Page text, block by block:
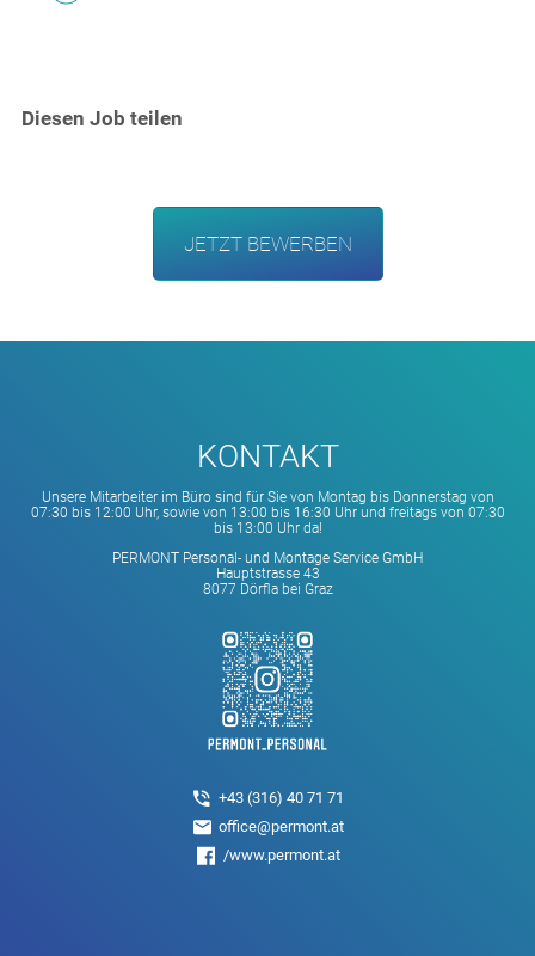
Diesen Job teilen
JETZT BEWERBEN
KONTAKT
Unsere Mitarbeiter im Büro sind für Sie von Montag bis Donnerstag von
07:30 bis 12:00 Uhr, sowie von 13:00 bis 16:30 Uhr und freitags von 07:30
bis 13:00 Uhr da!
PERMONT Personal- und Montage Service GmbH
Hauptstrasse 43
8077 Dörfla bei Graz
+43 (316) 40 71 71
office@permont.at
/www.permont.at